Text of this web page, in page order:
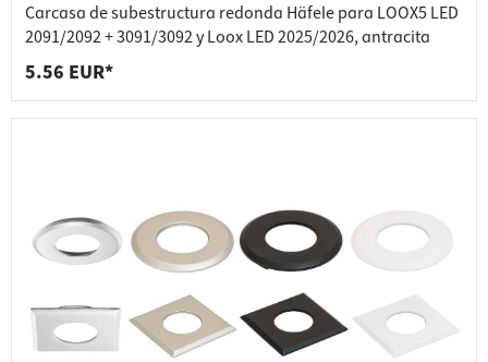
Carcasa de subestructura redonda Häfele para LOOX5 LED
2091/2092 + 3091/3092 y Loox LED 2025/2026, antracita
5.56 EUR*